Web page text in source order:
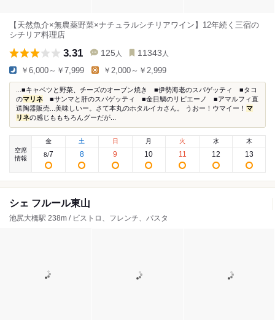
【天然魚介×無農薬野菜×ナチュラルシチリアワイン】12年続く三宿の
シチリア料理店
3.31 125 人 11343 人
￥6,000～￥7,999 ￥2,000～￥2,999
...■キャベツと野菜、チーズのオーブン焼き ■伊勢海老のスパゲッティ ■タコ
のマリネ ■サンマと肝のスパゲッティ ■金目鯛のリピエーノ ■アマルフィ直
送陶器販売...美味しいー。さて本丸のホタルイカさん。 うおー！ウマイー！ マ
リネの感じももちろんグーだが...
空席
情報
金
8/7
土
8
日
9
月
10
火
11
水
12
木
13
シェ フルール東山
池尻大橋駅 238m / ビストロ、フレンチ、パスタ